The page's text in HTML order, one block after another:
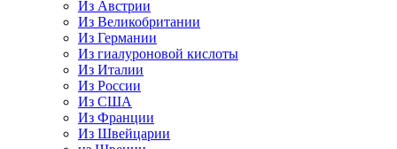
Из Австрии
Из Великобритании
Из Германии
Из гиалуроновой кислоты
Из Италии
Из России
Из США
Из Франции
Из Швейцарии